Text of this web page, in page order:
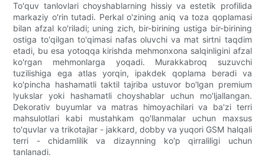
To'quv tanlovlari choyshablarning hissiy va estetik profilida
markaziy o'rin tutadi. Perkal o'zining aniq va toza qoplamasi
bilan afzal ko'riladi; uning zich, bir-birining ustiga bir-birining
ostiga to'qilgan to'qimasi nafas oluvchi va mat sirtni taqdim
etadi, bu esa yotoqqa kirishda mehmonxona salqinligini afzal
ko'rgan mehmonlarga yoqadi. Murakkabroq suzuvchi
tuzilishiga ega atlas yorqin, ipakdek qoplama beradi va
ko'pincha hashamatli taktil tajriba ustuvor bo'lgan premium
lyukslar yoki hashamatli choyshablar uchun mo'ljallangan.
Dekorativ buyumlar va matras himoyachilari va ba'zi terri
mahsulotlari kabi mustahkam qo'llanmalar uchun maxsus
to'quvlar va trikotajlar - jakkard, dobby va yuqori GSM halqali
terri - chidamlilik va dizaynning ko'p qirraliligi uchun
tanlanadi.